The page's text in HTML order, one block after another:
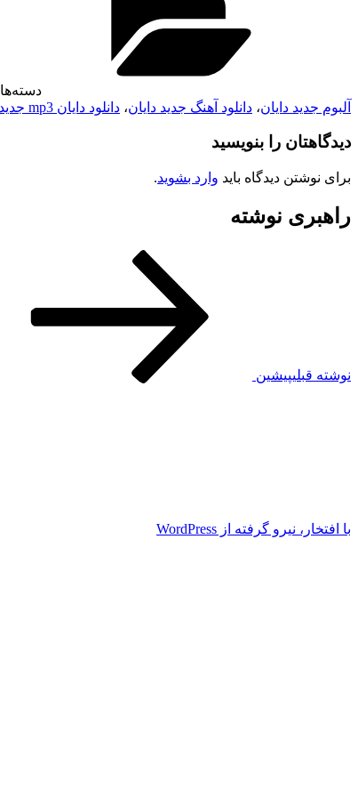
دسته‌ها
آلبوم جدید دایان، دانلود آهنگ جدید دایان، دانلود دایان mp3 جدید
دیدگاهتان را بنویسید
برای نوشتن دیدگاه باید وارد بشوید.
راهبری نوشته
نوشته قبلیپیشین
با افتخار، نیرو گرفته از WordPress